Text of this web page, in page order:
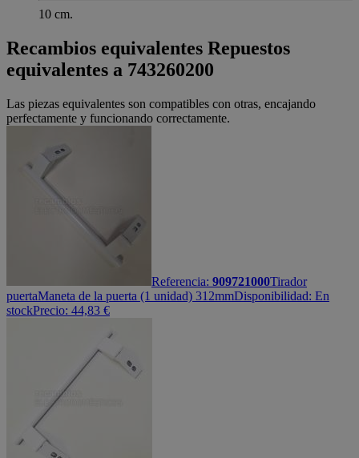
10 cm.
Recambios equivalentes Repuestos
equivalentes a 743260200
Las piezas equivalentes son compatibles con otras, encajando
perfectamente y funcionando correctamente.
Referencia: 909721000Tirador
puertaManeta de la puerta (1 unidad) 312mmDisponibilidad: En
stockPrecio: 44,83 €